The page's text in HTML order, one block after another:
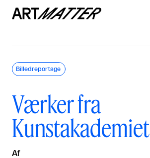
Værker fra
Kunstakademiet
Af
Billedreportage